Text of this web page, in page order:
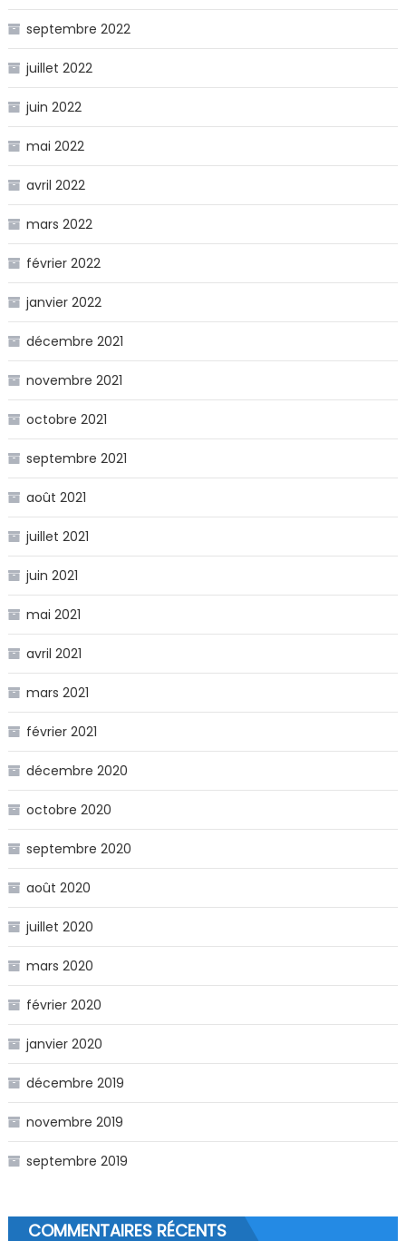
septembre 2022
juillet 2022
juin 2022
mai 2022
avril 2022
mars 2022
février 2022
janvier 2022
décembre 2021
novembre 2021
octobre 2021
septembre 2021
août 2021
juillet 2021
juin 2021
mai 2021
avril 2021
mars 2021
février 2021
décembre 2020
octobre 2020
septembre 2020
août 2020
juillet 2020
mars 2020
février 2020
janvier 2020
décembre 2019
novembre 2019
septembre 2019
COMMENTAIRES RÉCENTS